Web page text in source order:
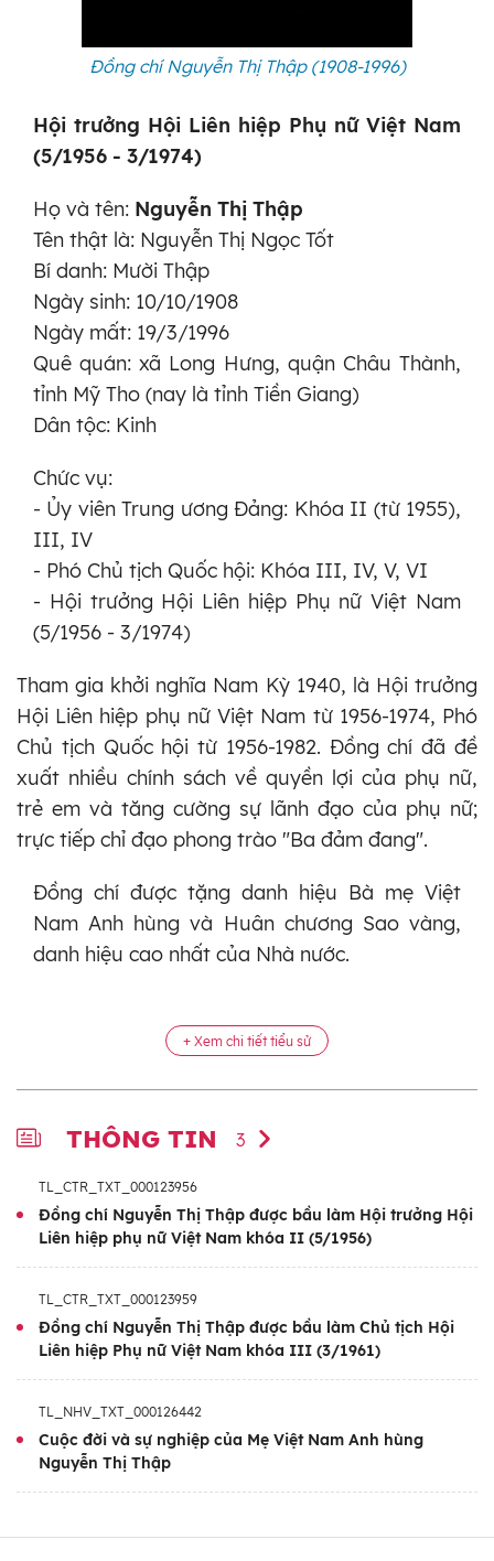
Đồng chí Nguyễn Thị Thập (1908-1996)
Hội trưởng Hội Liên hiệp Phụ nữ Việt Nam
(5/1956 - 3/1974)
Họ và tên: Nguyễn Thị Thập
Tên thật là: Nguyễn Thị Ngọc Tốt
Bí danh: Mười Thập
Ngày sinh: 10/10/1908
Ngày mất: 19/3/1996
Quê quán: xã Long Hưng, quận Châu Thành,
tỉnh Mỹ Tho (nay là tỉnh Tiền Giang)
Dân tộc: Kinh
Chức vụ:
- Ủy viên Trung ương Đảng: Khóa II (từ 1955),
III, IV
- Phó Chủ tịch Quốc hội: Khóa III, IV, V, VI
- Hội trưởng Hội Liên hiệp Phụ nữ Việt Nam
(5/1956 - 3/1974)
Tham gia khởi nghĩa Nam Kỳ 1940, là Hội trưởng
Hội Liên hiệp phụ nữ Việt Nam từ 1956-1974, Phó
Chủ tịch Quốc hội từ 1956-1982. Đồng chí đã đề
xuất nhiều chính sách về quyền lợi của phụ nữ,
trẻ em và tăng cường sự lãnh đạo của phụ nữ;
trực tiếp chỉ đạo phong trào "Ba đảm đang".
Đồng chí được tặng danh hiệu Bà mẹ Việt
Nam Anh hùng và Huân chương Sao vàng,
danh hiệu cao nhất của Nhà nước.
+ Xem chi tiết tiểu sử
THÔNG TIN 3
TL_CTR_TXT_000123956
Đồng chí Nguyễn Thị Thập được bầu làm Hội trưởng Hội
Liên hiệp phụ nữ Việt Nam khóa II (5/1956)
TL_CTR_TXT_000123959
Đồng chí Nguyễn Thị Thập được bầu làm Chủ tịch Hội
Liên hiệp Phụ nữ Việt Nam khóa III (3/1961)
TL_NHV_TXT_000126442
Cuộc đời và sự nghiệp của Mẹ Việt Nam Anh hùng
Nguyễn Thị Thập